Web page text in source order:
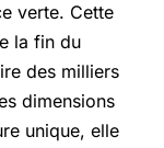
verte. Cette
la fin du
des milliers
dimensions
unique, elle